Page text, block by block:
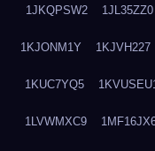
1JKQPSW2 1JL35ZZ0
1KJONM1Y 1KJVH227
1KUC7YQ5
1LVWMXC9